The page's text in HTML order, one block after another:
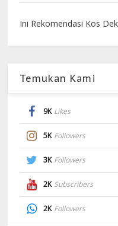
Ini Rekomendasi Kos
Temukan Kami
9K Likes
5K Followers
3K Followers
2K Subscribers
2K Followers